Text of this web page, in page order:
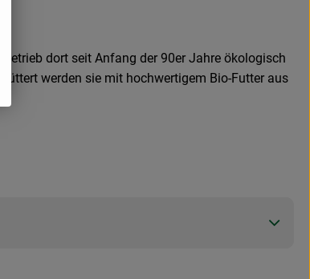
dort seit Anfang der 90er Jahre ökologisch
werden sie mit hochwertigem Bio-Futter aus